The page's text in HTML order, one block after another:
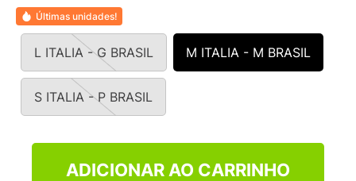
Últimas unidades!
L ITALIA - G BRASIL M ITALIA - M BRASIL
S ITALIA - P BRASIL
ADICIONAR AO CARRINHO
9º
NEW 530
10º VEJA COUNTRY